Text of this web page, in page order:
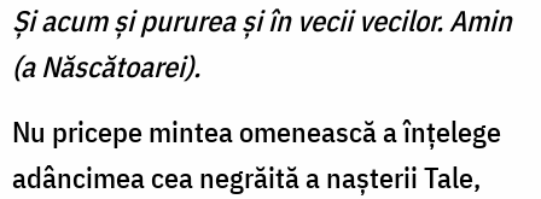
Şi acum şi pururea şi în vecii vecilor. Amin
(a Născătoarei).
Nu pricepe mintea omenească a înţelege
adâncimea cea negrăită a naşterii Tale,